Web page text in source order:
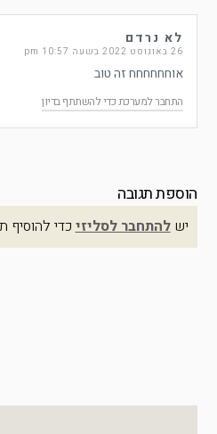
לא נרדם
26 באוגוסט 2022 בשעה 10:57 pm
אוחחחחחח זה טוב
התחבר למערכת כדי להשתתף בדיון
הוספת תגובה
ישלהתחבר לסליזיכדי להוסיף